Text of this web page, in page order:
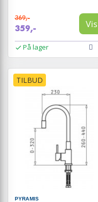
369,-
359,- Vis
På lager
TILBUD
PYRAMIS